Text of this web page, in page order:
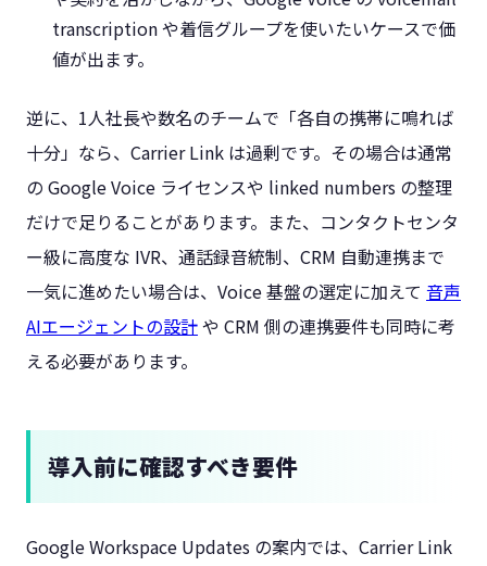
transcription や着信グループを使いたいケースで価
値が出ます。
逆に、1人社長や数名のチームで「各自の携帯に鳴れば
十分」なら、Carrier Link は過剰です。その場合は通常
の Google Voice ライセンスや linked numbers の整理
だけで足りることがあります。また、コンタクトセンタ
ー級に高度な IVR、通話録音統制、CRM 自動連携まで
一気に進めたい場合は、Voice 基盤の選定に加えて 音声
AIエージェントの設計や CRM 側の連携要件も同時に考
える必要があります。
導入前に確認すべき要件
Google Workspace Updates の案内では、Carrier Link